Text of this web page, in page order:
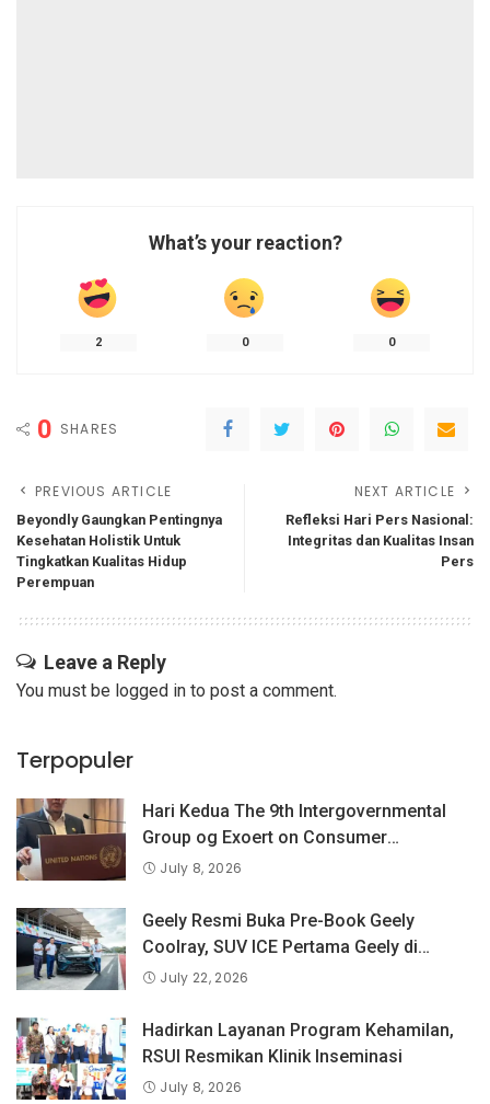
What’s your reaction?
2 0 0
0 SHARES
PREVIOUS ARTICLE
Beyondly Gaungkan Pentingnya
Kesehatan Holistik Untuk
Tingkatkan Kualitas Hidup
Perempuan
NEXT ARTICLE
Refleksi Hari Pers Nasional:
Integritas dan Kualitas Insan
Pers
Leave a Reply
You must be logged in to post a comment.
Terpopuler
Hari Kedua The 9th Intergovernmental
Group og Exoert on Consumer
Protection Law and Policy, BPKN RI
tentang Keselamatan Produk dan
Perlindungan Konsumen Digital
July 8, 2026
Geely Resmi Buka Pre-Book Geely
Coolray, SUV ICE Pertama Geely di
Indonesia yang Dipercaya Lebih dari 1,3
July 22, 2026
Hadirkan Layanan Program Kehamilan,
RSUI Resmikan Klinik Inseminasi
July 8, 2026